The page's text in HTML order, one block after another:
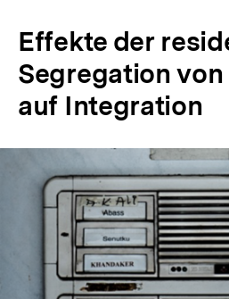
Effekte der
Segregation
auf Integration